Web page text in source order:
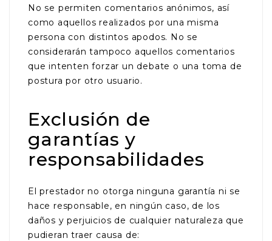
No se permiten comentarios anónimos, así
como aquellos realizados por una misma
persona con distintos apodos. No se
considerarán tampoco aquellos comentarios
que intenten forzar un debate o una toma de
postura por otro usuario.
Exclusión de
garantías y
responsabilidades
El prestador no otorga ninguna garantía ni se
hace responsable, en ningún caso, de los
daños y perjuicios de cualquier naturaleza que
pudieran traer causa de: